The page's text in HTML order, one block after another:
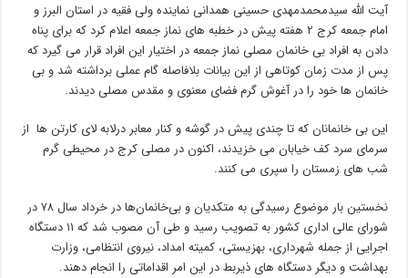
آیت الله سیدمحمدمهدی حسینی همدانی نماینده ولی فقیه در استان البرز و
امام جمعه کرج ۲ هفته پیش در خطبه های نماز جمعه اعلام کرد که برای پناه
دادن به افراد بی خانمان مصلی نماز جمعه در اختیار این افراد قرار می گیرد که
پس از مدت زمان کوتاهی از این بیانات بلافاصله گام عملی برداشته شد و بی
خانمان ها خود را در آغوش گرم فضای معنوی و مقدس مصلی دیدند.
این بی خانمانان که تا چندی پیش در گوشه و کنار معابر درلابه لای کارتن ها از
سرمای سرد کف خیابان می خزیدند، اکنون در مصلی کرج در محیطی گرم
شب های زمستان را سپری می کنند.
نخستین بار موضوع رسیدگی به متکدیان و بی‌خانمان‌ها در خرداد سال ۷۸ در
شورای عالی اداری کشور به تصویب رسید و طی آن مصوب شد که ۱۱ دستگاه
اجرایی از جمله شهرداری، بهزیستی، کمیته امداد، نیروی انتظامی،‌ وزارت
بهداشت و دیگر دستگاه‌ های ذیربط در این امر اقداماتی را انجام دهند.